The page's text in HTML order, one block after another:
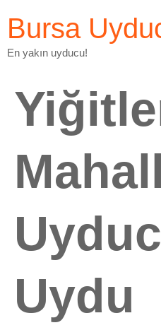
Bursa
En yakın uyducu!
Uydu